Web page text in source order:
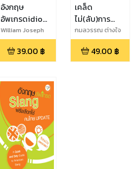
อังกฤษ
อัพเกรดidiomsฝรั่ง
เลือกใช้คน
ไทยupdate
William Joseph
Klinkenberg
39.00 ฿
เคล็ด
ไม่(ลับ)การ
สัมภาษณ์
กมลวรรณ ต่างใจ
49.00 ฿